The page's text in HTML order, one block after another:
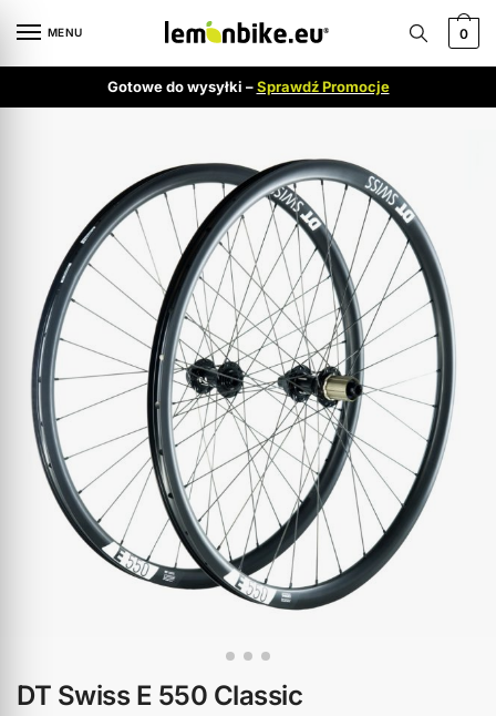
MENU 0
Gotowe do wysyłki –Sprawdź Promocje
DT Swiss E 550 Classic